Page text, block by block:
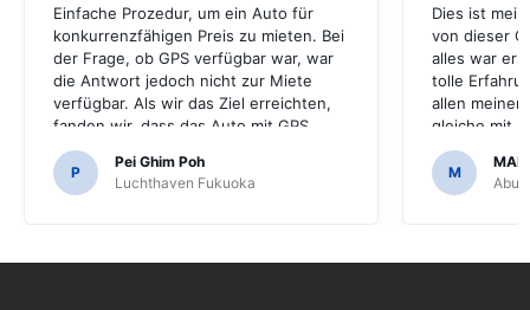
Einfache Prozedur, um ein Auto für
konkurrenzfähigen Preis zu mieten. Bei
der Frage, ob GPS verfügbar war, war
die Antwort jedoch nicht zur Miete
verfügbar. Als wir das Ziel erreichten,
fanden wir, dass das Auto mit GPS
kam.Es wäre schrecklich gewesen,
wenn wir beschlossen hätten, ein GPS
zu kaufen, da es notwendig war,
P
Pei Ghim Poh
Luchthaven Fukuoka
Dies ist
von dieser
alles war
tolle
allen meiner
gleiche mit
M
Abu